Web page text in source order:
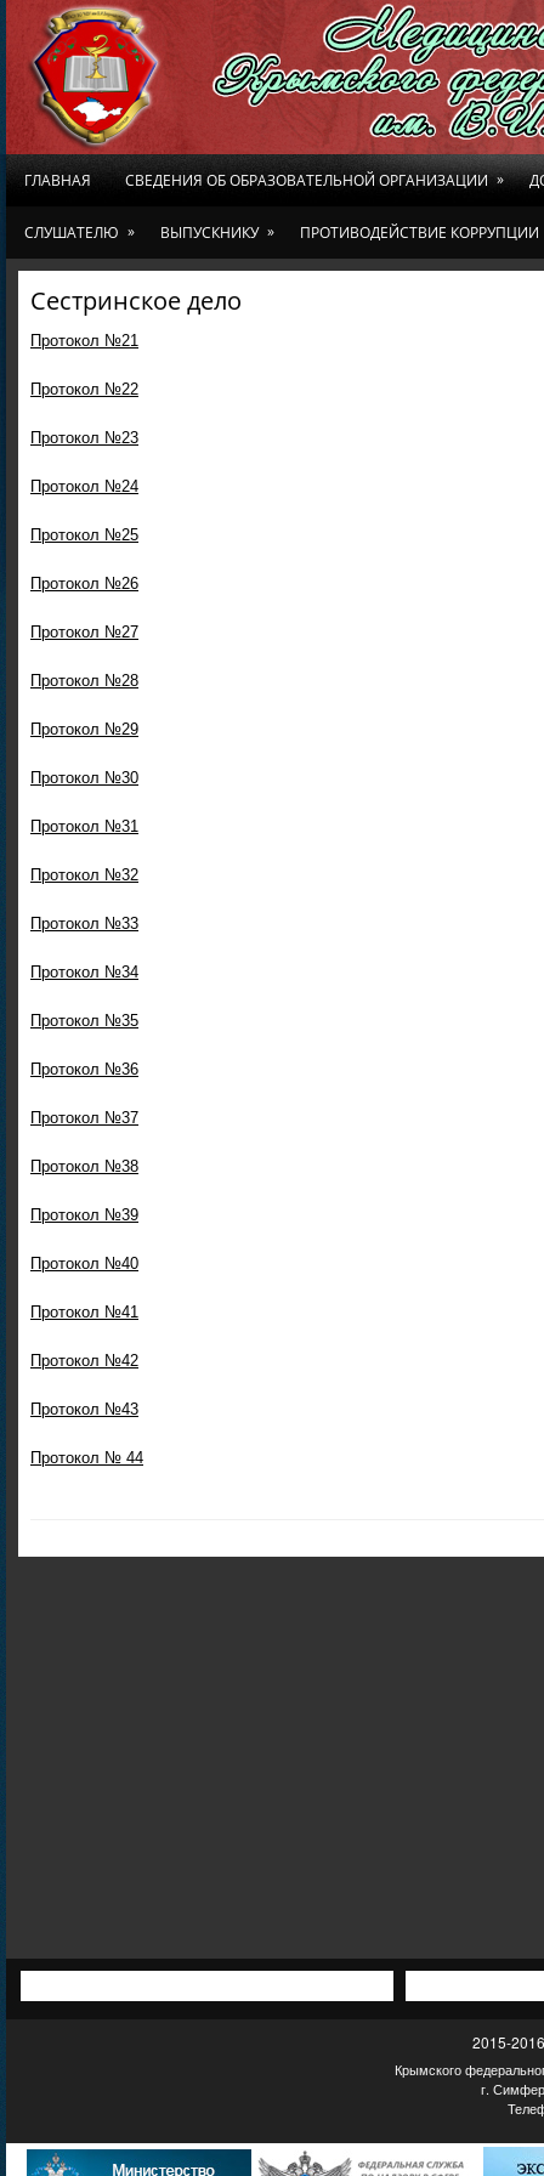
ГЛАВНАЯ СВЕДЕНИЯ ОБ ОБРАЗОВАТЕЛЬНОЙ ОРГАНИЗАЦИИ »
СЛУШАТЕЛЮ » ВЫПУСКНИКУ » ПРОТИВОДЕЙСТВИЕ КОРРУПЦИИ
Сестринское дело
Протокол №21
Протокол №22
Протокол №23
Протокол №24
Протокол №25
Протокол №26
Протокол №27
Протокол №28
Протокол №29
Протокол №30
Протокол №31
Протокол №32
Протокол №33
Протокол №34
Протокол №35
Протокол №36
Протокол №37
Протокол №38
Протокол №39
Протокол №40
Протокол №41
Протокол №42
Протокол №43
Протокол № 44
2015-
Крымского
г.